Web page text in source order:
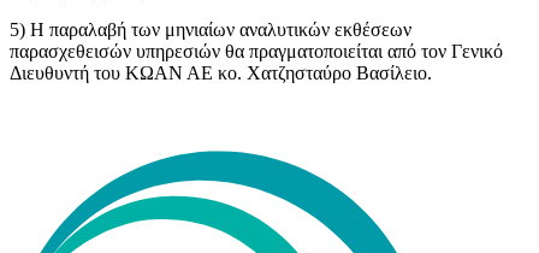
5) Η παραλαβή των μηνιαίων αναλυτικών εκθέσεων
παρασχεθεισών υπηρεσιών θα πραγματοποιείται από τον Γενικό
Διευθυντή του ΚΩΑΝ ΑΕ κο. Χατζησταύρο Βασίλειο.